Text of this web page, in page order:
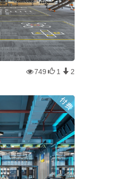
749 1 2